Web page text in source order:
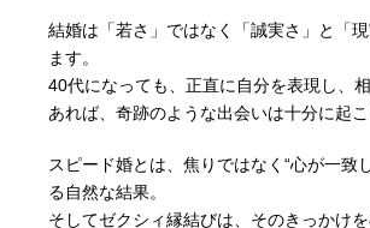
結婚は「若さ」ではなく「誠実さ」と「
ます。
40代になっても、正直に自分を表現し、
あれば、奇跡のような出会いは十分に起こ
スピード婚とは、焦りではなく“心が一致
る自然な結果。
そしてゼクシィ縁結びは、そのきっかけ